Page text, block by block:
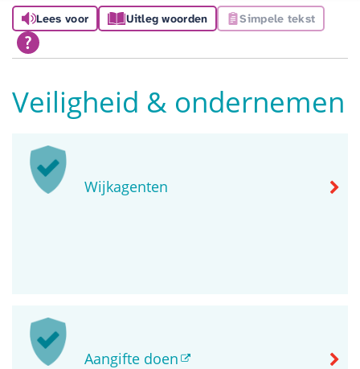
Lees voor Uitleg woorden Simpele tekst
Veiligheid & ondernemen
Wijkagenten
Aangifte doen